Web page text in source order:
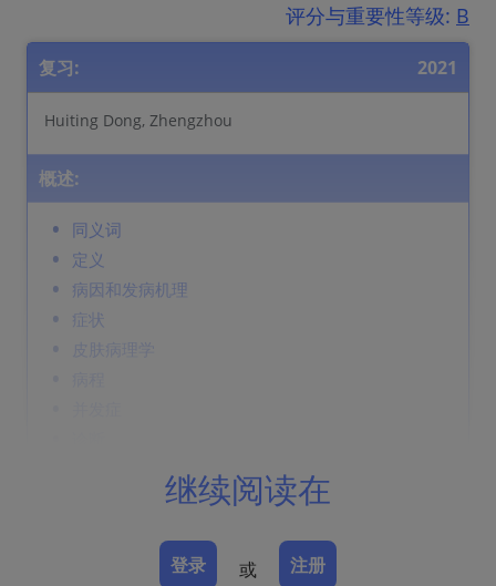
评分与重要性等级: B
复习: 2021
Huiting Dong, Zhengzhou
概述:
同义词
定义
病因和发病机理
症状
皮肤病理学
Prevention & Therapy继续阅读在
登录 或 注册